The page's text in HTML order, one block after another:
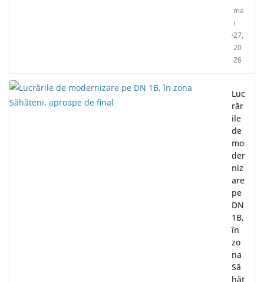
ma
i
27,
20
26
Luc
răr
ile
de
mo
der
niz
are
pe
DN
1B,
în
zo
na
Să
hăt